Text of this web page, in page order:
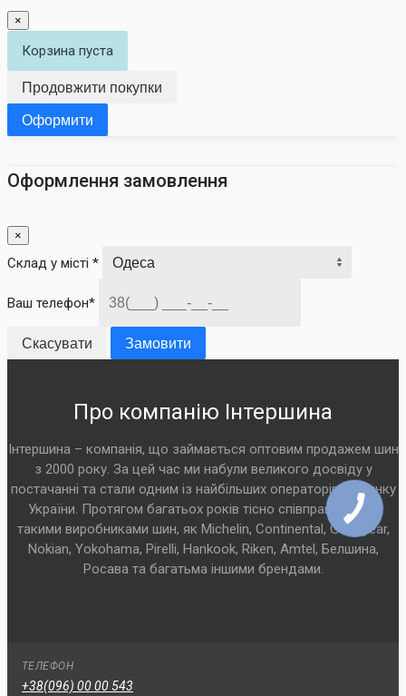
×
Корзина пуста
Продовжити покупки
Оформити
Оформлення замовлення
×
Склад у місті *
Ваш телефон*
Скасувати Замовити
Про компанію Інтершина
Інтершина – компанія, що займається оптовим продажем шин
з 2000 року. За цей час ми набули великого досвіду у
постачанні та стали одним із найбільших операторів на ринку
України. Протягом багатьох років тісно співпрацюємо з
такими виробниками шин, як Michelin, Continental, Goodyear,
Nokian, Yokohama, Pirelli, Hankook, Riken, Amtel, Белшина,
Росава та багатьма іншими брендами.
ТЕЛЕФОН
+38(096) 00 00 543